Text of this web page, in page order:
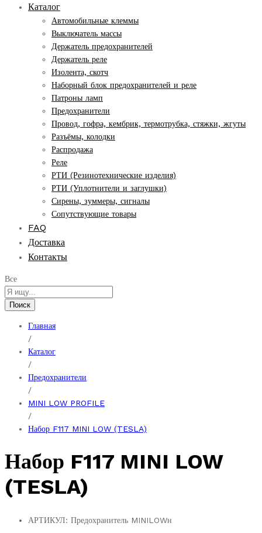
Каталог
Автомобильные клеммы
Выключатель массы
Держатель предохранителей
Держатель реле
Изолента, скотч
Наборный блок предохранителей и реле
Патроны ламп
Предохранители
Провод, гофра, кембрик, термотрубка, стяжки, жгуты
Разъёмы, колодки
Распродажа
Реле
РТИ (Резинотехнические изделия)
РТИ (Уплотнители и заглушки)
Сирены, зуммеры, сигналы
Сопутствующие товары
FAQ
Доставка
Контакты
Все
Поиск
Главная
/
Каталог
/
Предохранители
/
MINI LOW PROFILE
/
Набор F117 MINI LOW (TESLA)
Набор F117 MINI LOW
(TESLA)
АРТИКУЛ: Предохранитель MINILOWн